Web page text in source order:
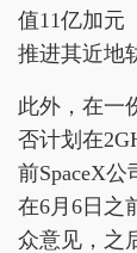
值11亿加元
推进其近地
此外，在一
否计划在
前SpaceX
在6月6日之
众意见，之